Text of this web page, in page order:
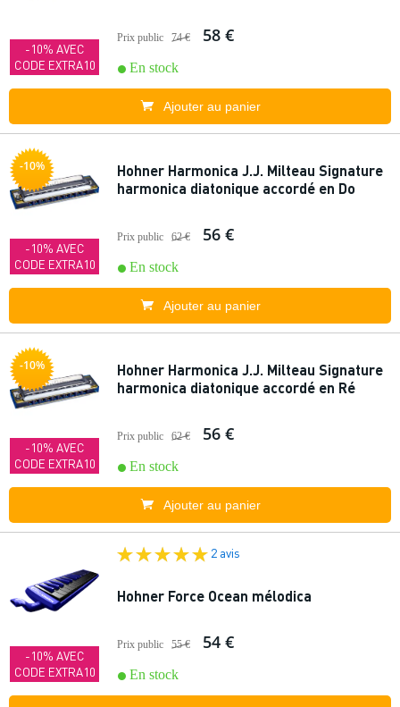
-10% AVEC
CODE EXTRA10
Prix public 74 € 58 €
En stock
Ajouter au panier
-10%
-10% AVEC
CODE EXTRA10
Hohner Harmonica J.J. Milteau Signature
harmonica diatonique accordé en Do
Prix public 62 € 56 €
En stock
Ajouter au panier
-10%
-10% AVEC
CODE EXTRA10
Hohner Harmonica J.J. Milteau Signature
harmonica diatonique accordé en Ré
Prix public 62 € 56 €
En stock
Ajouter au panier
-10% AVEC
CODE EXTRA10
2 avis
Hohner Force Ocean mélodica
Prix public 55 € 54 €
En stock